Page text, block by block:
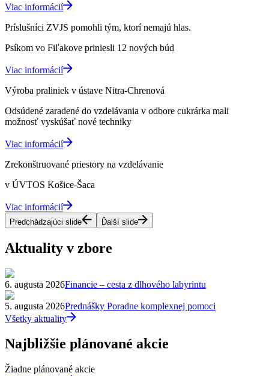
Viac informácií
Príslušníci ZVJS pomohli tým, ktorí nemajú hlas.
Psíkom vo Fiľakove priniesli 12 nových búd
Viac informácií
Výroba praliniek v ústave Nitra-Chrenová
Odsúdené zaradené do vzdelávania v odbore cukrárka mali
možnosť vyskúšať nové techniky
Viac informácií
Zrekonštruované priestory na vzdelávanie
v ÚVTOS Košice-Šaca
Viac informácií
Predchádzajúci slide Ďalší slide
Aktuality v zbore
6. augusta 2026Financie – cesta z dlhového labyrintu
5. augusta 2026Prednášky Poradne komplexnej pomoci
Všetky aktuality
Najbližšie plánované akcie
Žiadne plánované akcie